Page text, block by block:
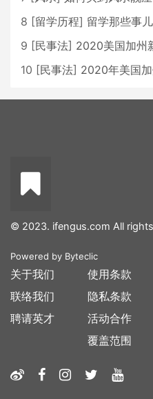
8 [留学历程] 留学那些事儿 ——
9 [民事法] 2020美国加州
10 [民事法] 2020年美国加
© 2023. ifengus.com All
Powered by Byteclic
关于我们
联络我们
聘请英才
使用条款
隐私条款
活动合作
覆盖范围